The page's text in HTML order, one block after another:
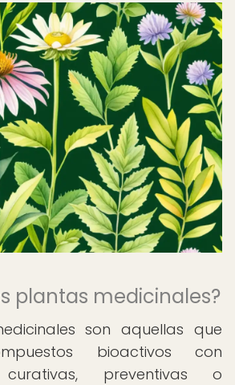
plantas medicinales?
son aquellas que
bioactivos con
curativas, preventivas o